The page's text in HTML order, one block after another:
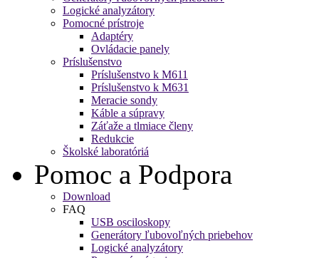
Logické analyzátory
Pomocné prístroje
Adaptéry
Ovládacie panely
Príslušenstvo
Príslušenstvo k M611
Príslušenstvo k M631
Meracie sondy
Káble a súpravy
Záťaže a tlmiace členy
Redukcie
Školské laboratóriá
Pomoc a Podpora
Download
FAQ
USB osciloskopy
Generátory ľubovoľných priebehov
Logické analyzátory